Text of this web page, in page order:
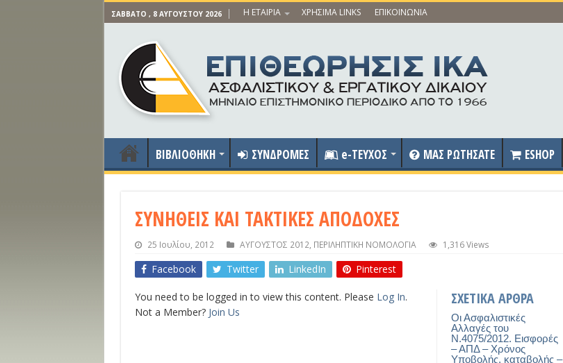
ΣΆΒΒΑΤΟ , 8 ΑΥΓΟΎΣΤΟΥ 2026 Η ΕΤΑΙΡΙΑ ΧΡΗΣΙΜΑ LINKS ΕΠΙΚΟΙΝΩΝΙΑ
ΒΙΒΛΙΟΘΗΚΗ ΣΥΝΔΡΟΜΕΣ e-ΤΕΥΧΟΣ ΜΑΣ ΡΩΤΗΣΑΤΕ ESHOP
ΣΥΝΗΘΕΙΣ ΚΑΙ ΤΑΚΤΙΚΕΣ ΑΠΟΔΟΧΕΣ
25 Ιουλίου, 2012 ΑΥΓΟΥΣΤΟΣ 2012 ΠΕΡΙΛΗΠΤΙΚΗ ΝΟΜΟΛΟΓΙΑ 1,316 Views
Facebook Twitter LinkedIn Pinterest
ΣΧΕΤΙΚΑ ΑΡΘΡΑ
Οι Ασφαλιστικές
Αλλαγές του
Ν.4075/2012. Εισφορές
– ΑΠΔ – Χρόνος
Υποβολής, καταβολής –
You need to be logged in to view this content. Please Log In.
Not a Member? Join Us